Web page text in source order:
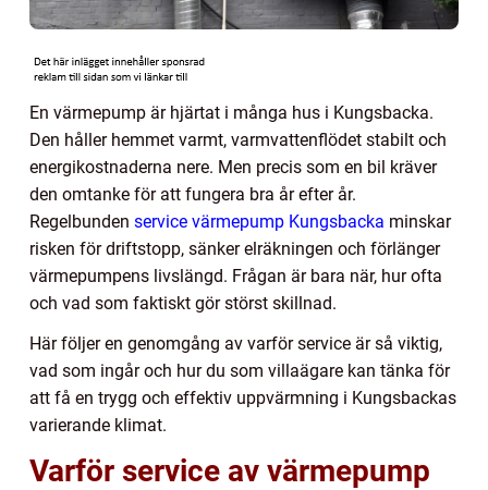
En värmepump är hjärtat i många hus i Kungsbacka.
Den håller hemmet varmt, varmvattenflödet stabilt och
energikostnaderna nere. Men precis som en bil kräver
den omtanke för att fungera bra år efter år.
Regelbunden service värmepump Kungsbacka minskar
risken för driftstopp, sänker elräkningen och förlänger
värmepumpens livslängd. Frågan är bara när, hur ofta
och vad som faktiskt gör störst skillnad.
Här följer en genomgång av varför service är så viktig,
vad som ingår och hur du som villaägare kan tänka för
att få en trygg och effektiv uppvärmning i Kungsbackas
varierande klimat.
Varför service av värmepump